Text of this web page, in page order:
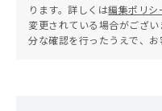
ります。詳しくは編集ポリシ
変更されている場合がござ
分な確認を行ったうえで、